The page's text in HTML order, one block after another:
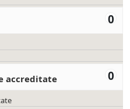
0
0
accreditate